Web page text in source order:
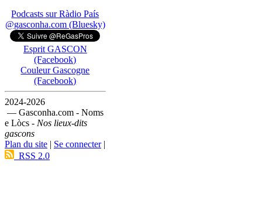
Podcasts sur Ràdio País
@gasconha.com (Bluesky)
Esprit GASCON
(Facebook)
Couleur Gascogne
(Facebook)
2024-2026
— Gasconha.com - Noms
e Lòcs - Nos lieux-dits
gascons
Plan du site | Se connecter|
RSS 2.0